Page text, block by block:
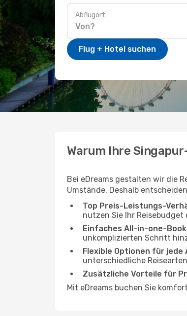
Abflugort
Flug + Hotel suchen
Warum Ihre
Bei eDreams gestalten wir die
Umstände. Deshalb
Top Preis-Leistungs-
nutzen Sie Ihr Reisebudget
Einfaches All-in-one-
unkomplizierten Schritt
Flexible Optionen für jede
unterschiedliche
Zusätzliche Vorteile für
Mit eDreams buchen Sie